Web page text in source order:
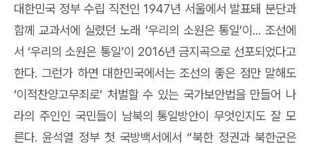
대한민국 정부 수립 직전인 1947년 서울에서 발표돼 분단과
함께 교과서에 실렸던 노래 ‘우리의 소원은 통일’이 ...조선에
서‘우리의 소원은 통일’이 2016년 금지곡으로 선포되었다고
한다.그런가 하면 대한민국에서는 조선의 좋은 점만 말해도
‘이적찬양고무죄로’ 처벌할 수 있는 국가보안법을 만들어 나
라의 주인인 국민들이 남북의 통일방안이 무엇인지도 잘 모
른다.윤석열 정부 첫 국방백서에서“북한 정권과 북한군은